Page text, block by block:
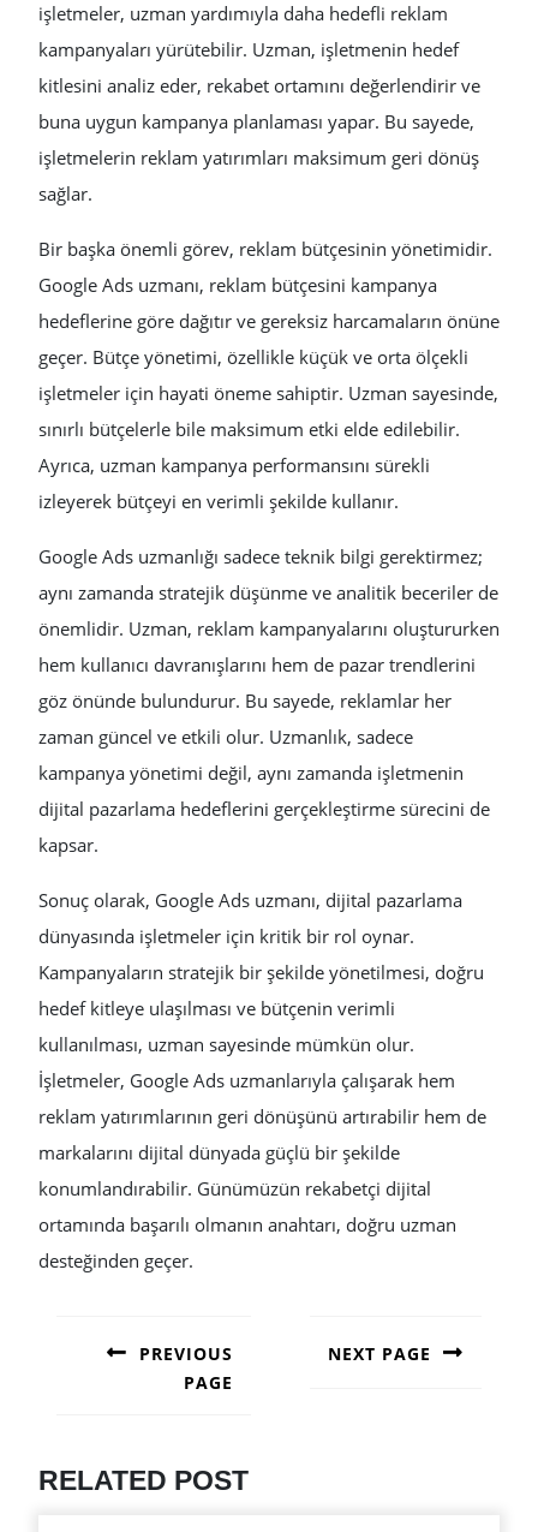
işletmeler, uzman yardımıyla daha hedefli reklam
kampanyaları yürütebilir. Uzman, işletmenin hedef
kitlesini analiz eder, rekabet ortamını değerlendirir ve
buna uygun kampanya planlaması yapar. Bu sayede,
işletmelerin reklam yatırımları maksimum geri dönüş
sağlar.
Bir başka önemli görev, reklam bütçesinin yönetimidir.
Google Ads uzmanı, reklam bütçesini kampanya
hedeflerine göre dağıtır ve gereksiz harcamaların önüne
geçer. Bütçe yönetimi, özellikle küçük ve orta ölçekli
işletmeler için hayati öneme sahiptir. Uzman sayesinde,
sınırlı bütçelerle bile maksimum etki elde edilebilir.
Ayrıca, uzman kampanya performansını sürekli
izleyerek bütçeyi en verimli şekilde kullanır.
Google Ads uzmanlığı sadece teknik bilgi gerektirmez;
aynı zamanda stratejik düşünme ve analitik beceriler de
önemlidir. Uzman, reklam kampanyalarını oluştururken
hem kullanıcı davranışlarını hem de pazar trendlerini
göz önünde bulundurur. Bu sayede, reklamlar her
zaman güncel ve etkili olur. Uzmanlık, sadece
kampanya yönetimi değil, aynı zamanda işletmenin
dijital pazarlama hedeflerini gerçekleştirme sürecini de
kapsar.
Sonuç olarak, Google Ads uzmanı, dijital pazarlama
dünyasında işletmeler için kritik bir rol oynar.
Kampanyaların stratejik bir şekilde yönetilmesi, doğru
hedef kitleye ulaşılması ve bütçenin verimli
kullanılması, uzman sayesinde mümkün olur.
İşletmeler, Google Ads uzmanlarıyla çalışarak hem
reklam yatırımlarının geri dönüşünü artırabilir hem de
markalarını dijital dünyada güçlü bir şekilde
konumlandırabilir. Günümüzün rekabetçi dijital
ortamında başarılı olmanın anahtarı, doğru uzman
desteğinden geçer.
NAVIGATION
PREVIOUS
PAGE
NEXT PAGE
RELATED POST